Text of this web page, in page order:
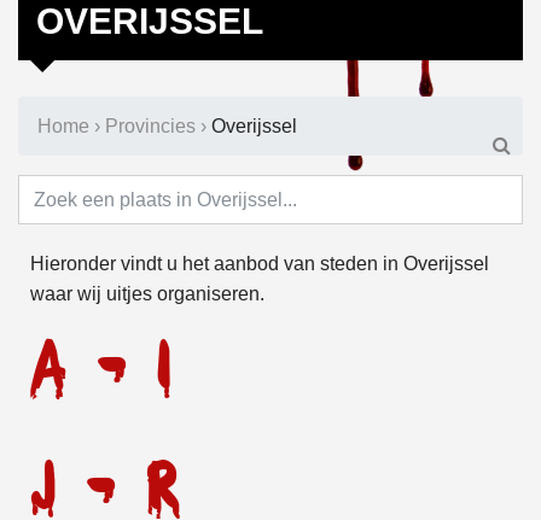
OVERIJSSEL
Home › Provincies › Overijssel
Hieronder vindt u het aanbod van steden in Overijssel
waar wij uitjes organiseren.
A - I
J - R